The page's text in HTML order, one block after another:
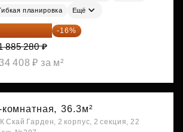
планировка Ещё
383 635 ₽ -16%
885 280 ₽
408 ₽ за м²
комнатная, 36.3м²
Скай Гарден, 2 корпус, 2 секция, 22